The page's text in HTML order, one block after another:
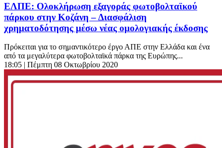
ΕΛΠΕ: Ολοκλήρωση εξαγοράς φωτοβολταϊκού
πάρκου στην Κοζάνη – Διασφάλιση
χρηματοδότησης μέσω νέας ομολογιακής έκδοσης
Πρόκειται για το σημαντικότερο έργο ΑΠΕ στην Ελλάδα και ένα
από τα μεγαλύτερα φωτοβολταϊκά πάρκα της Ευρώπης...
18:05 | Πέμπτη 08 Οκτωβρίου 2020